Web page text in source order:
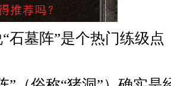
石墓阵”是个热门练级